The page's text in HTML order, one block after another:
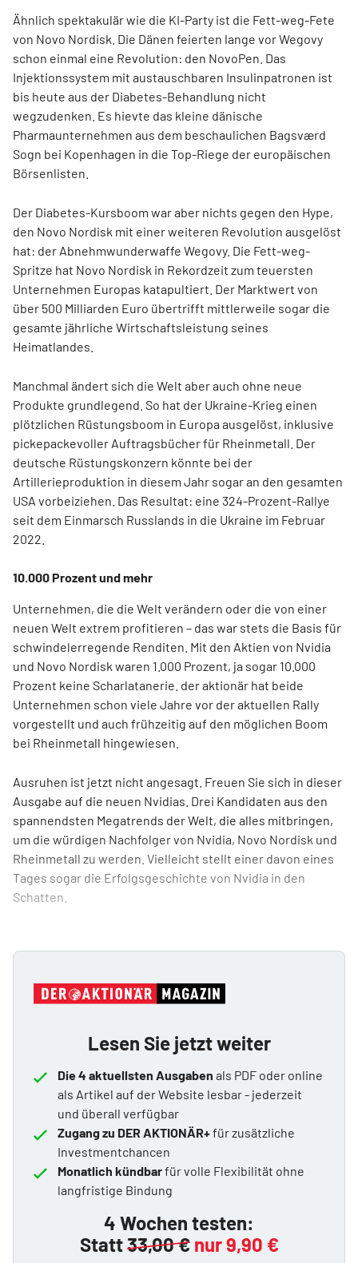
Ähnlich spektakulär wie die KI-Party ist die Fett-weg-Fete
von Novo Nordisk. Die Dänen feierten lange vor Wegovy
schon einmal eine Revolution: den NovoPen. Das
Injektionssystem mit austauschbaren Insulinpatronen ist
bis heute aus der Diabetes-Behandlung nicht
wegzudenken. Es hievte das kleine dänische
Pharmaunternehmen aus dem beschaulichen Bagsværd
Sogn bei Kopenhagen in die Top-Riege der europäischen
Börsenlisten.
Der Diabetes-Kursboom war aber nichts gegen den Hype,
den Novo Nordisk mit einer weiteren Revolution ausgelöst
hat: der Abnehmwunderwaffe Wegovy. Die Fett-weg-
Spritze hat Novo Nordisk in Rekordzeit zum teuersten
Unternehmen Europas katapultiert. Der Marktwert von
über 500 Milliarden Euro übertrifft mittlerweile sogar die
gesamte jährliche Wirtschaftsleistung seines
Heimatlandes.
Manchmal ändert sich die Welt aber auch ohne neue
Produkte grundlegend. So hat der Ukraine-Krieg einen
plötzlichen Rüstungsboom in Europa ausgelöst, inklusive
pickepackevoller Auftragsbücher für Rheinmetall. Der
deutsche Rüstungskonzern könnte bei der
Artillerieproduktion in diesem Jahr sogar an den gesamten
USA vorbeiziehen. Das Resultat: eine 324-Prozent-Rallye
seit dem Einmarsch Russlands in die Ukraine im Februar
2022.
10.000 Prozent und mehr
Unternehmen, die die Welt verändern oder die von einer
neuen Welt extrem profitieren – das war stets die Basis für
schwindelerregende Renditen. Mit den Aktien von Nvidia
und Novo Nordisk waren 1.000 Prozent, ja sogar 10.000
Prozent keine Scharlatanerie. der aktionär hat beide
Unternehmen schon viele Jahre vor der aktuellen Rally
vorgestellt und auch frühzeitig auf den möglichen Boom
bei Rheinmetall hingewiesen.
Ausruhen ist jetzt nicht angesagt. Freuen Sie sich in dieser
Ausgabe auf die neuen Nvidias. Drei Kandidaten aus den
spannendsten Megatrends der Welt, die alles mitbringen,
um die würdigen Nachfolger von Nvidia, Novo Nordisk und
Rheinmetall zu werden. Vielleicht stellt einer davon eines
Tages sogar die Erfolgsgeschichte von Nvidia in den
Schatten.
Lesen Sie jetzt weiter
Die 4 aktuellsten Ausgaben als PDF oder online
als Artikel auf der Website lesbar - jederzeit
und überall verfügbar
Zugang zu DER AKTIONÄR+für zusätzliche
Investmentchancen
Monatlich kündbarfür volle Flexibilität ohne
langfristige Bindung
4 Wochen testen:
Statt33,00 € nur 9,90 €